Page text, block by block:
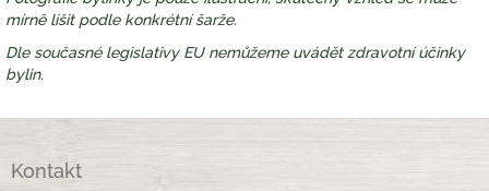
mírně lišit podle konkrétní šarže.
Dle současné legislativy EU nemůžeme uvádět zdravotní účinky
bylin.
Kontakt